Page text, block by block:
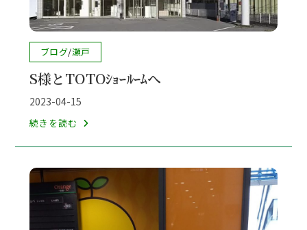
投
カ
テ
リ
ー:
ブログ/瀬戸
S様とTOTOｼｮｰﾙｰﾑへ
投
稿
開
2023-04-15
続きを読む
TOTO
ｼ